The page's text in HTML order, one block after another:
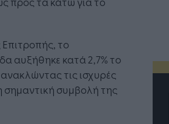
το
αυξήθηκε κατά 2,7% το
τις ισχυρές
σημαντική συμβολή της